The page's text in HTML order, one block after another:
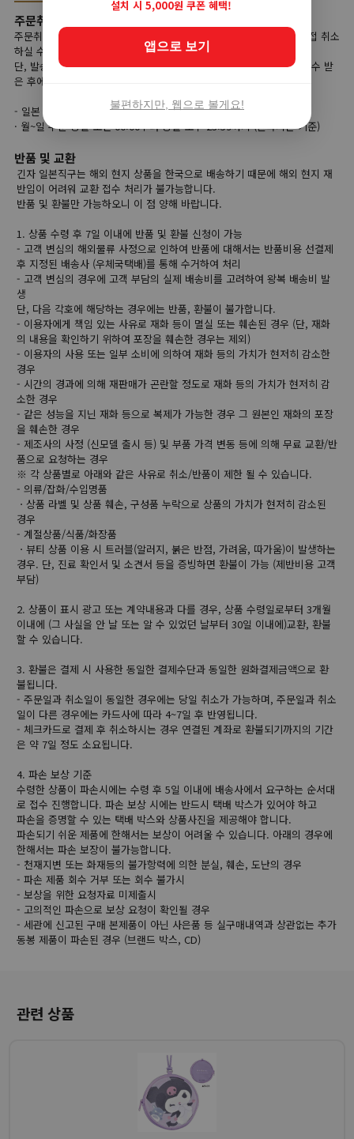
주문취소
주문취소는 상품준비 단계에서는 고객님이 사이트 마이페이지에서 직접 취소
하실 수가 있습니다.
단, 발송대기 단계부터는 고객님의 직접 취소가 불가능하며, 상품을 인수 받
은 후에 반품 접수를 하셔야 합니다.
- 일본 직접 취소가능 시간
· 월~일 주문 당일 오전 00:00부터 당일 오후 23:59까지 (한국시간 기준)
반품 및 교환
긴자 일본직구는 해외 현지 상품을 한국으로 배송하기 때문에 해외 현지 재
반입이 어려워 교환 접수 처리가 불가능합니다.
반품 및 환불만 가능하오니 이 점 양해 바랍니다.
1. 상품 수령 후 7일 이내에 반품 및 환불 신청이 가능
- 고객 변심의 해외물류 사정으로 인하여 반품에 대해서는 반품비용 선결제
후 지정된 배송사 (우체국택배)를 통해 수거하여 처리
- 고객 변심의 경우에 고객 부담의 실제 배송비를 고려하여 왕복 배송비 발
생
단, 다음 각호에 해당하는 경우에는 반품, 환불이 불가합니다.
- 이용자에게 책임 있는 사유로 재화 등이 멸실 또는 훼손된 경우 (단, 재화
의 내용을 확인하기 위하여 포장을 훼손한 경우는 제외)
- 이용자의 사용 또는 일부 소비에 의하여 재화 등의 가치가 현저히 감소한
경우
- 시간의 경과에 의해 재판매가 곤란할 정도로 재화 등의 가치가 현저히 감
소한 경우
- 같은 성능을 지닌 재화 등으로 복제가 가능한 경우 그 원본인 재화의 포장
을 훼손한 경우
- 제조사의 사정 (신모델 출시 등) 및 부품 가격 변동 등에 의해 무료 교환/반
품으로 요청하는 경우
※ 각 상품별로 아래와 같은 사유로 취소/반품이 제한 될 수 있습니다.
- 의류/잡화/수입명품
ㆍ상품 라벨 및 상품 훼손, 구성품 누락으로 상품의 가치가 현저히 감소된
경우
- 계절상품/식품/화장품
ㆍ뷰티 상품 이용 시 트러블(알러지, 붉은 반점, 가려움, 따가움)이 발생하는
경우. 단, 진료 확인서 및 소견서 등을 증빙하면 환불이 가능 (제반비용 고객
부담)
2. 상품이 표시 광고 또는 계약내용과 다를 경우, 상품 수령일로부터 3개월
이내에 (그 사실을 안 날 또는 알 수 있었던 날부터 30일 이내에)교환, 환불
할 수 있습니다.
3. 환불은 결제 시 사용한 동일한 결제수단과 동일한 원화결제금액으로 환
불됩니다.
- 주문일과 취소일이 동일한 경우에는 당일 취소가 가능하며, 주문일과 취소
일이 다른 경우에는 카드사에 따라 4~7일 후 반영됩니다.
- 체크카드로 결제 후 취소하시는 경우 연결된 계좌로 환불되기까지의 기간
은 약 7일 정도 소요됩니다.
4. 파손 보상 기준
수령한 상품이 파손시에는 수령 후 5일 이내에 배송사에서 요구하는 순서대
로 접수 진행합니다. 파손 보상 시에는 반드시 택배 박스가 있어야 하고
파손을 증명할 수 있는 택배 박스와 상품사진을 제공해야 합니다.
파손되기 쉬운 제품에 한해서는 보상이 어려울 수 있습니다. 아래의 경우에
한해서는 파손 보장이 불가능합니다.
- 천재지변 또는 화재등의 불가항력에 의한 분실, 훼손, 도난의 경우
- 파손 제품 회수 거부 또는 회수 불가시
- 보상을 위한 요청자료 미제출시
- 고의적인 파손으로 보상 요청이 확인될 경우
- 세관에 신고된 구매 본제품이 아닌 사은품 등 실구매내역과 상관없는 추가
동봉 제품이 파손된 경우 (브랜드 박스, CD)
관련 상품
설치 시 5,000원 쿠폰 혜택!
앱으로 보기
불편하지만, 웹으로 볼게요!